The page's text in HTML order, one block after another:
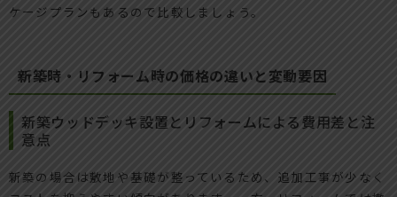
ケージプランもあるので比較しましょう。
新築時・リフォーム時の価格の違いと変動要因
新築ウッドデッキ設置とリフォームによる費用差と注
意点
新築の場合は敷地や基礎が整っているため、追加工事が少なく